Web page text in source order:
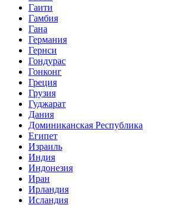
Гаити
Гамбия
Гана
Германия
Гернси
Гондурас
Гонконг
Греция
Грузия
Гуджарат
Дания
Доминиканская Республика
Египет
Израиль
Индия
Индонезия
Иран
Ирландия
Исландия